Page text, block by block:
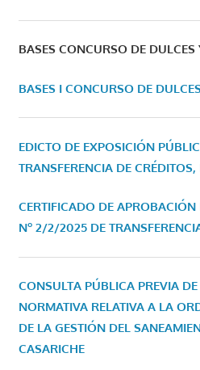
BASES CONCURSO DE DULCES
BASES I CONCURSO DE
EDICTO DE EXPOSICIÓN
TRANSFERENCIA DE
CERTIFICADO DE APROBACIÓN
Nº 2/2/2025 DE
CONSULTA PÚBLICA PREVIA
NORMATIVA RELATIVA A LA
DE LA GESTIÓN DEL
CASARICHE